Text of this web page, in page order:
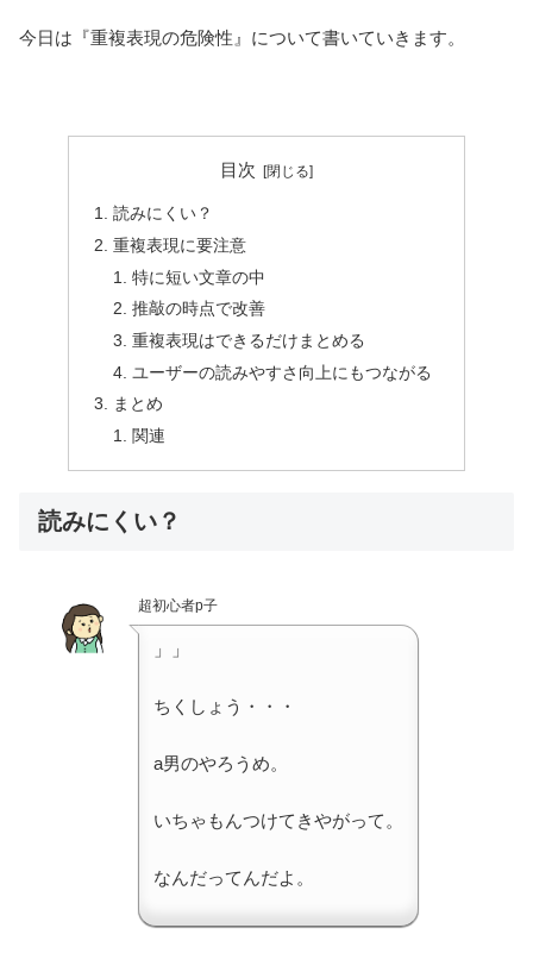
今日は『重複表現の危険性』について書いていきます。
目次
読みにくい？
重複表現に要注意
特に短い文章の中
推敲の時点で改善
重複表現はできるだけまとめる
ユーザーの読みやすさ向上にもつながる
まとめ
関連
読みにくい？
超初心者p子
」」
ちくしょう・・・
a男のやろうめ。
いちゃもんつけてきやがって。
なんだってんだよ。